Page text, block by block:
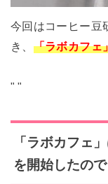
今回はコーヒー豆
き、 「ラボカフェ
" "
「ラボカフェ
を開始したの